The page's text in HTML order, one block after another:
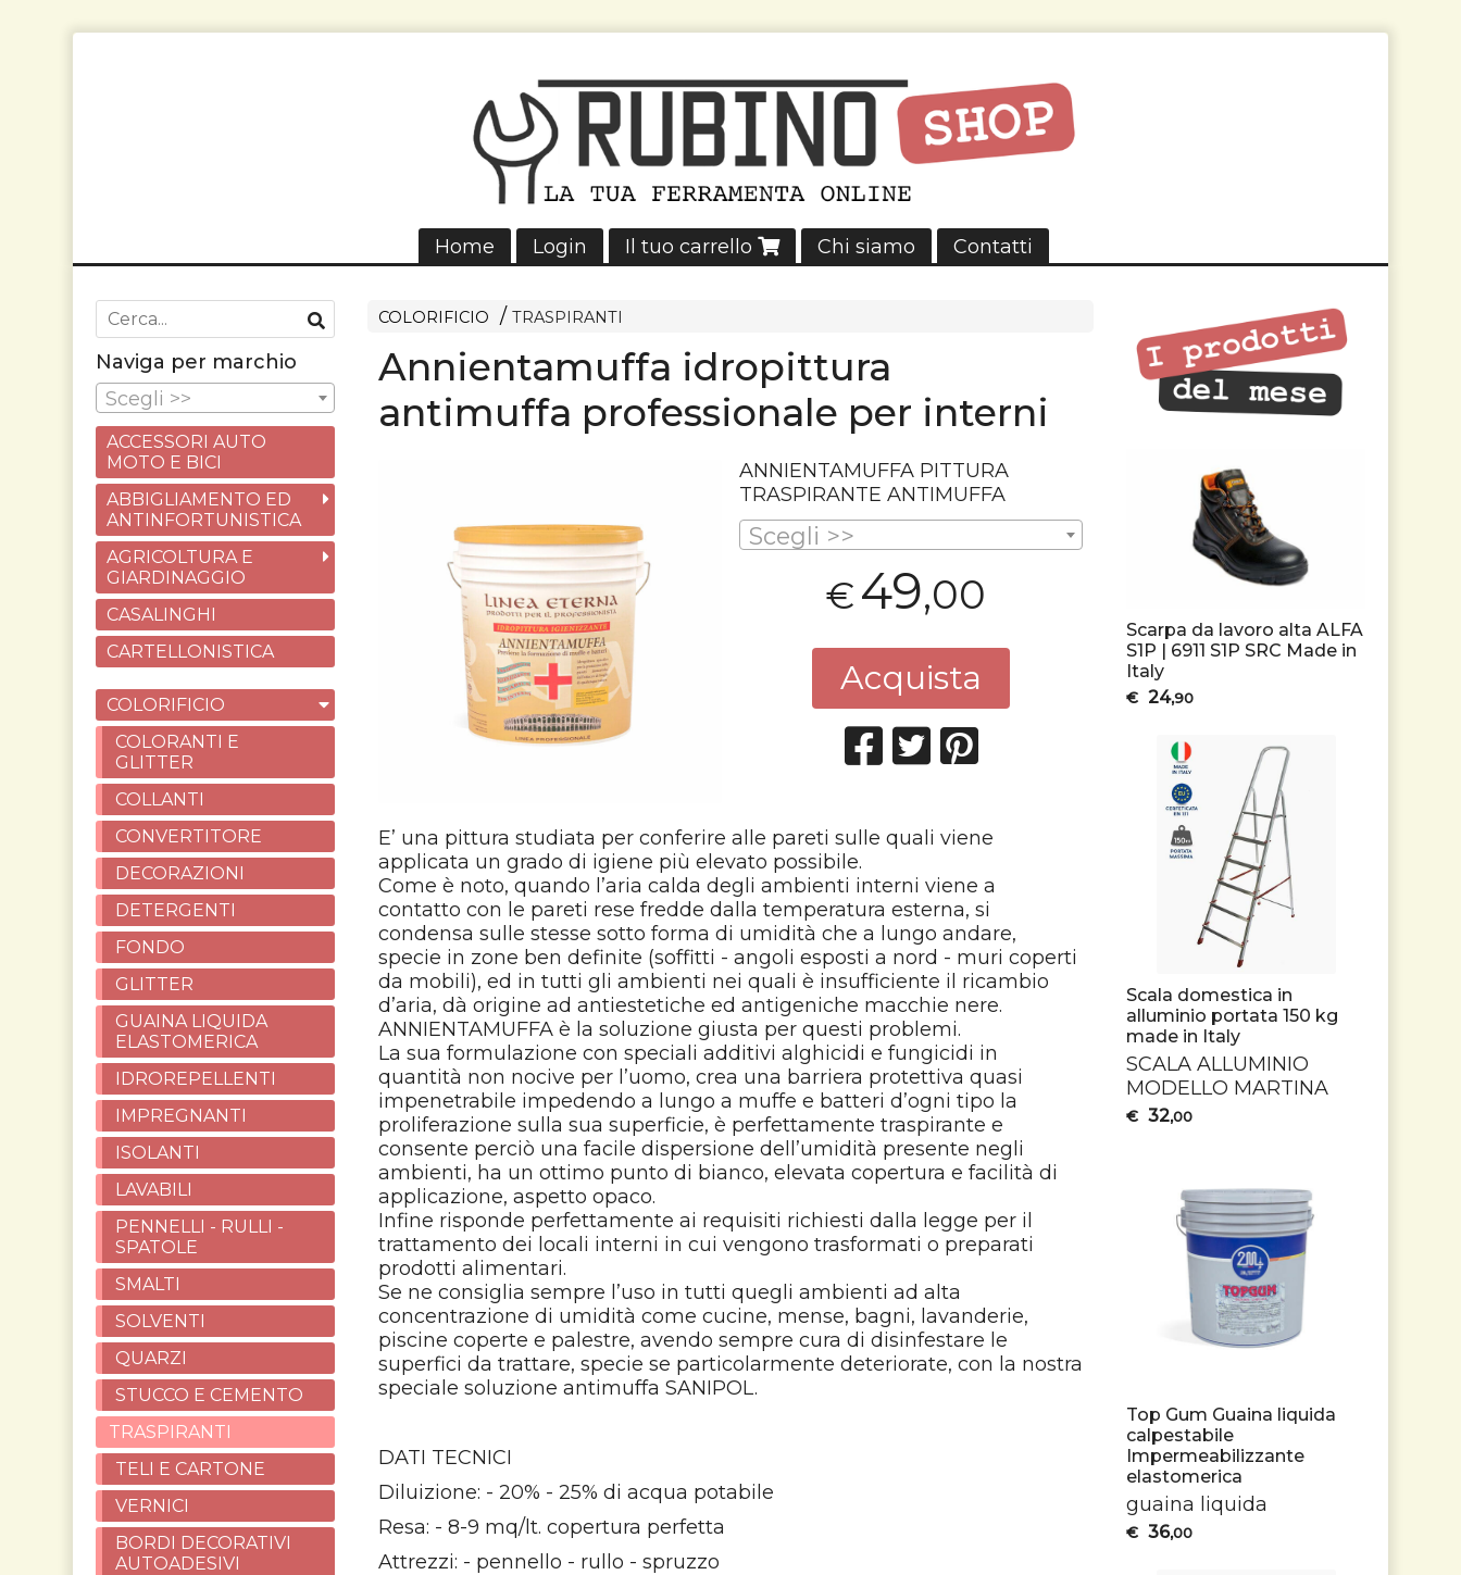
Home Login Il tuo carrello Chi siamo Contatti
COLORIFICIO TRASPIRANTI
Annientamuffa idropittura
antimuffa professionale per interni
ANNIENTAMUFFA PITTURA
TRASPIRANTE ANTIMUFFA
Scegli >>
€49,00
Acquista
E’ una pittura studiata per conferire alle pareti sulle quali viene
applicata un grado di igiene più elevato possibile.
Come è noto, quando l’aria calda degli ambienti interni viene a
contatto con le pareti rese fredde dalla temperatura esterna, si
condensa sulle stesse sotto forma di umidità che a lungo andare,
specie in zone ben definite (soffitti - angoli esposti a nord - muri coperti
da mobili), ed in tutti gli ambienti nei quali è insufficiente il ricambio
d’aria, dà origine ad antiestetiche ed antigeniche macchie nere.
ANNIENTAMUFFA è la soluzione giusta per questi problemi.
La sua formulazione con speciali additivi alghicidi e fungicidi in
quantità non nocive per l’uomo, crea una barriera protettiva quasi
impenetrabile impedendo a lungo a muffe e batteri d’ogni tipo la
proliferazione sulla sua superficie, è perfettamente traspirante e
consente perciò una facile dispersione dell’umidità presente negli
ambienti, ha un ottimo punto di bianco, elevata copertura e facilità di
applicazione, aspetto opaco.
Infine risponde perfettamente ai requisiti richiesti dalla legge per il
trattamento dei locali interni in cui vengono trasformati o preparati
prodotti alimentari.
Se ne consiglia sempre l’uso in tutti quegli ambienti ad alta
concentrazione di umidità come cucine, mense, bagni, lavanderie,
piscine coperte e palestre, avendo sempre cura di disinfestare le
superfici da trattare, specie se particolarmente deteriorate, con la nostra
speciale soluzione antimuffa SANIPOL.
DATI TECNICI
Diluizione: - 20% - 25% di acqua potabile
Resa: - 8-9 mq/lt. copertura perfetta
Attrezzi: - pennello - rullo - spruzzo
Naviga per marchio
Scegli >>
ACCESSORI AUTO
MOTO E BICI
ABBIGLIAMENTO ED
ANTINFORTUNISTICA
AGRICOLTURA E
GIARDINAGGIO
CASALINGHI
CARTELLONISTICA
COLORIFICIO
COLORANTI E
GLITTER
COLLANTI
CONVERTITORE
DECORAZIONI
DETERGENTI
FONDO
GLITTER
GUAINA LIQUIDA
ELASTOMERICA
IDROREPELLENTI
IMPREGNANTI
ISOLANTI
LAVABILI
PENNELLI - RULLI -
SPATOLE
SMALTI
SOLVENTI
QUARZI
STUCCO E CEMENTO
TRASPIRANTI
TELI E CARTONE
VERNICI
BORDI DECORATIVI
AUTOADESIVI
Scarpa da lavoro alta ALFA
S1P | 6911 S1P SRC Made in
Italy
€ 24,90
Scala domestica in
alluminio portata 150 kg
made in Italy
SCALA ALLUMINIO
MODELLO MARTINA
€ 32,00
Top Gum Guaina liquida
calpestabile
Impermeabilizzante
elastomerica
guaina liquida
€ 36,00